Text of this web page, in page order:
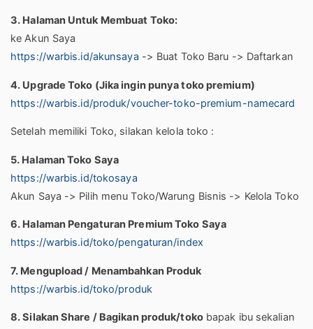
3. Halaman Untuk Membuat Toko:
ke Akun Saya
https://warbis.id/akunsaya -> Buat Toko Baru -> Daftarkan
4. Upgrade Toko (Jika ingin punya toko premium)
https://warbis.id/produk/voucher-toko-premium-namecard
Setelah memiliki Toko, silakan kelola toko :
5. Halaman Toko Saya
https://warbis.id/tokosaya
Akun Saya -> Pilih menu Toko/Warung Bisnis -> Kelola Toko
6. Halaman Pengaturan Premium Toko Saya
https://warbis.id/toko/pengaturan/index
7. Mengupload / Menambahkan Produk
https://warbis.id/toko/produk
8. Silakan Share / Bagikan produk/tokobapak ibu sekalian